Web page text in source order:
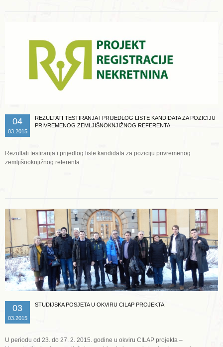
04
03.2015
REZULTATI TESTIRANJA I PRIJEDLOG LISTE KANDIDATA ZA POZICIJU
PRIVREMENOG ZEMLJIŠNOKNJIŽNOG REFERENTA
Rezultati testiranja i prijedlog liste kandidata za poziciju privremenog
zemljišnoknjižnog referenta
03
03.2015
STUDIJSKA POSJETA U OKVIRU CILAP PROJEKTA
U periodu od 23. do 27. 2. 2015. godine u okviru CILAP projekta –